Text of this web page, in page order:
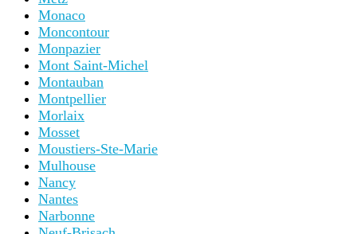
Monaco
Moncontour
Monpazier
Mont Saint-Michel
Montauban
Montpellier
Morlaix
Mosset
Moustiers-Ste-Marie
Mulhouse
Nancy
Nantes
Narbonne